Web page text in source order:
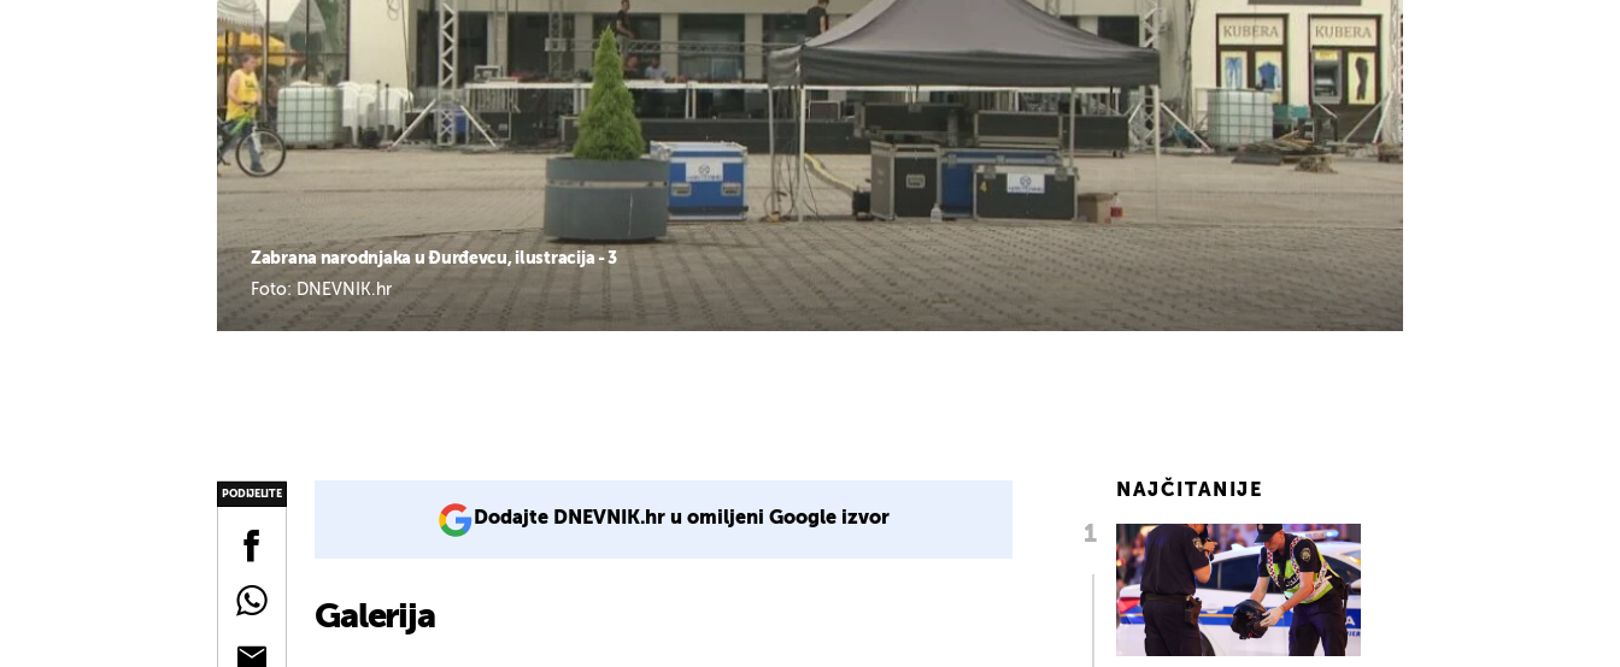
Zabrana narodnjaka u Đurđevcu, ilustracija - 3
Foto: DNEVNIK.hr
PODIJELITE
Dodajte DNEVNIK.hr u omiljeni Google izvor
Galerija
NAJČITANIJE